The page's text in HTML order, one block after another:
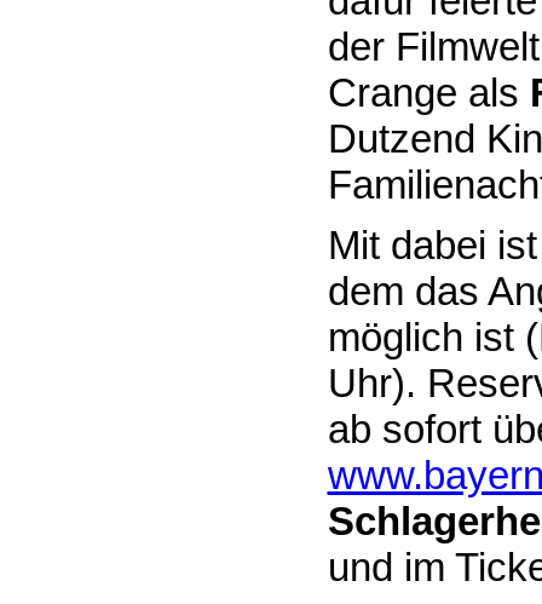
der
Crange als
Dutzend
Mit dabei
dem das
möglich ist
Uhr).
ab sofort
und im